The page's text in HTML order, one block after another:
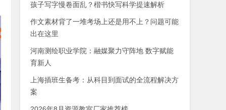
孩子写字慢卷面乱？楷书快写科学提速解析
作文素材背了一堆考场上还是用不上？问题可能
出在这里
河南测绘职业学院：融媒聚力守阵地 数字赋能
育新人
上海插班生备考：从科目到面试的全流程解决方
案